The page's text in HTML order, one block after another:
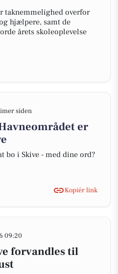
taknemmelighed overfor
hjælpere, samt de
årets skoleoplevelse
siden
er
bo i Skive - med dine ord?
Kopiér link
09:20
forvandles til